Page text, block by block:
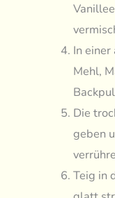
In
Mehl,
Die
geben
Teig in